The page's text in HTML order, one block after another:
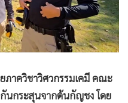
าควิชาวิศวกรรมเคมี คณะ
กันกระสุนจากต้นกัญชง โดย